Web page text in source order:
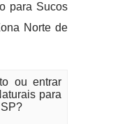
para Sucos
Norte de
ou entrar
para